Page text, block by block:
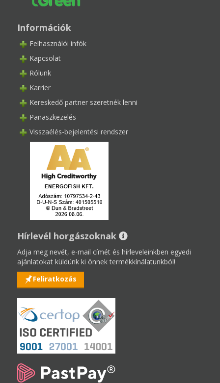
Információk
Felhasználói infók
Kapcsolat
Rólunk
Karrier
Kereskedő partner szeretnék lenni
Panaszkezelés
Visszaélés-bejelentési rendszer
Hírlevél horgászoknak
Adja meg nevét, e-mail címét és hírleveleinkben egyedi
ajánlatokat küldünk ki önnek termékkínálatunkból!
Feliratkozás